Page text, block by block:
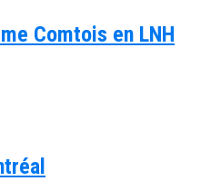
Comtois en LNH